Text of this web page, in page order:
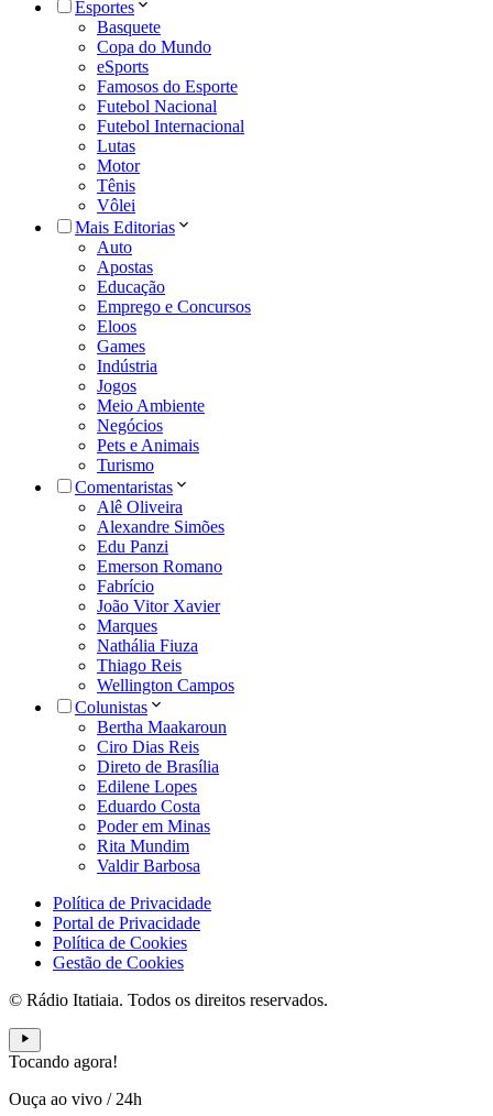
Esportes
Basquete
Copa do Mundo
eSports
Famosos do Esporte
Futebol Nacional
Futebol Internacional
Lutas
Motor
Tênis
Vôlei
Mais Editorias
Auto
Apostas
Educação
Emprego e Concursos
Eloos
Games
Indústria
Jogos
Meio Ambiente
Negócios
Pets e Animais
Turismo
Comentaristas
Alê Oliveira
Alexandre Simões
Edu Panzi
Emerson Romano
Fabrício
João Vitor Xavier
Marques
Nathália Fiuza
Thiago Reis
Wellington Campos
Colunistas
Bertha Maakaroun
Ciro Dias Reis
Direto de Brasília
Edilene Lopes
Eduardo Costa
Poder em Minas
Rita Mundim
Valdir Barbosa
Política de Privacidade
Portal de Privacidade
Política de Cookies
Gestão de Cookies
© Rádio Itatiaia. Todos os direitos reservados.
Tocando agora!
Ouça ao vivo / 24h